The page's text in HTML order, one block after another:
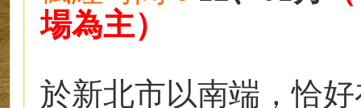
場為主）
於新北市以南端，恰